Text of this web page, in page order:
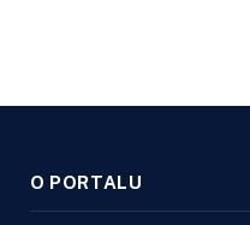
O PORTALU